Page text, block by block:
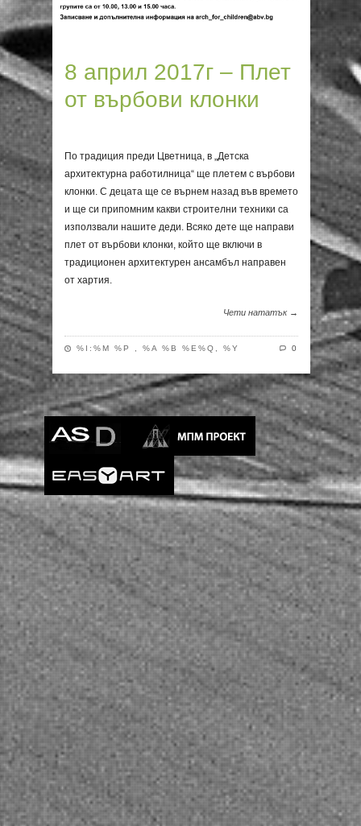
8 април 2017г – Плет
от върбови клонки
По традиция преди Цветница, в „Детска
архитектурна работилница“ ще плетем с върбови
клонки. С децата ще се върнем назад във времето
и ще си припомним какви строителни техники са
използвали нашите деди. Всяко дете ще направи
плет от върбови клонки, който ще включи в
традиционен архитектурен ансамбъл направен
от хартия.
Чети нататък →
%I:%M %P , %A %B %E%Q, %Y 0